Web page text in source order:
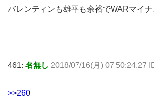
バレンティンも雄平も余裕でWARマイ
461: 名無し 2018/07/16(月) 07:50:24.27
>>260